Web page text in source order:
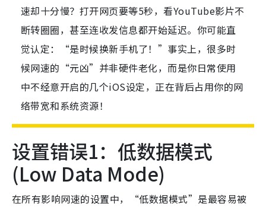
速却十分慢？打开网页要等5秒，看YouTube影片不
断转圈圈，甚至连收发信息都开始延迟。你可能直
觉认定：“是时候换新手机了！”事实上，很多时
候网速的“元凶”并非硬件老化，而是你日常使用
中不经意开启的几个iOS设定，正在背后占用你的网
络带宽和系统资源！
设置错误1：低数据模式
(Low Data Mode)
在所有影响网速的设置中，“低数据模式”是最容易被